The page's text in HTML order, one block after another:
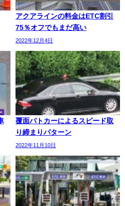
アクアラインの料金はETC割引
75％オフでもまだ高い
2022年12月4日
覆面パトカーによるスピード取
り締まりパターン
2022年11月10日